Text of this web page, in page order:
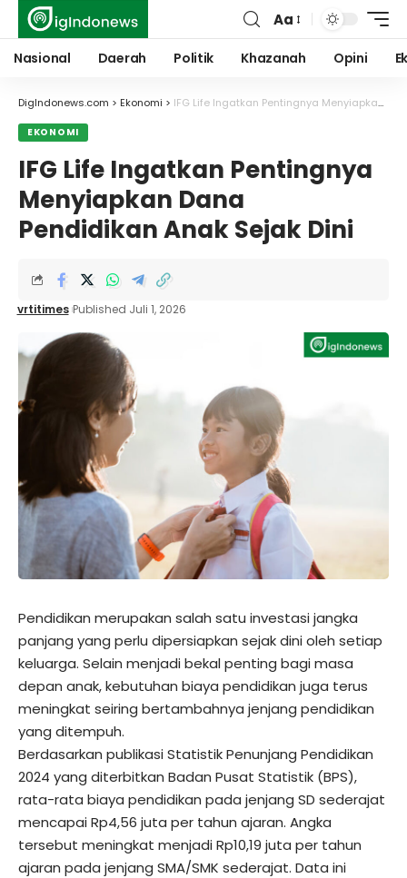
Font
Resizer
Aa
Nasional Daerah Politik Khazanah Opini
DigIndonews.com > Ekonomi > IFG Life Ingatkan Pentingnya Menyiapkan Dana Pendidikan Anak Sejak Dini
EKONOMI
IFG Life Ingatkan Pentingnya
Menyiapkan Dana
Pendidikan Anak Sejak Dini
vrtitimes Published Juli 1, 2026
Pendidikan merupakan salah satu investasi jangka
panjang yang perlu dipersiapkan sejak dini oleh setiap
keluarga. Selain menjadi bekal penting bagi masa
depan anak, kebutuhan biaya pendidikan juga terus
meningkat seiring bertambahnya jenjang pendidikan
yang ditempuh.
Berdasarkan publikasi Statistik Penunjang Pendidikan
2024 yang diterbitkan Badan Pusat Statistik (BPS),
rata-rata biaya pendidikan pada jenjang SD sederajat
mencapai Rp4,56 juta per tahun ajaran. Angka
tersebut meningkat menjadi Rp10,19 juta per tahun
ajaran pada jenjang SMA/SMK sederajat. Data ini